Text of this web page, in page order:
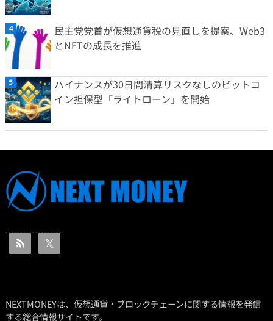
民主党党首が仮想通貨税の見直しを提案、Web3
とNFTの成長を推進
バイナンスが30日間清算リスクなしのビットコ
イン担保型「ライトローン」を開始
NEXTMONEYは、仮想通貨・ブロックチェーンに関する情報を発信
する総合情報サイトです。